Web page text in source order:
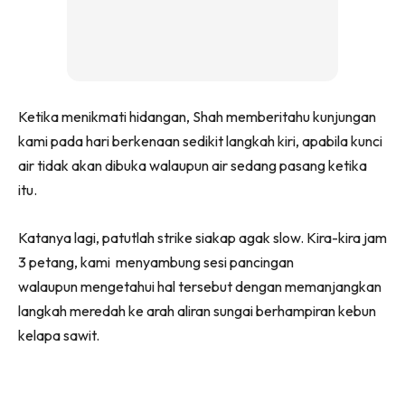
Ketika menikmati hidangan, Shah memberitahu kunjungan
kami pada hari berkenaan sedikit langkah kiri, apabila kunci
air tidak akan dibuka walaupun air sedang pasang ketika
itu.
Katanya lagi, patutlah strike siakap agak slow. Kira-kira jam
3 petang, kami menyambung sesi pancingan
walaupun mengetahui hal tersebut dengan memanjangkan
langkah meredah ke arah aliran sungai berhampiran kebun
kelapa sawit.